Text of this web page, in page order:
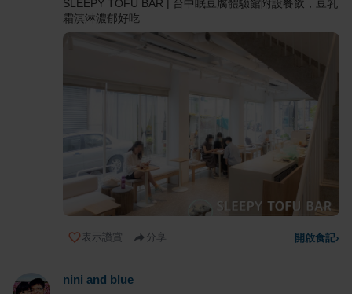
SLEEPY TOFU BAR | 台中眠豆腐體驗館附設餐飲，豆乳
霜淇淋濃郁好吃
表示讚賞 分享 開啟食記›
nini and blue